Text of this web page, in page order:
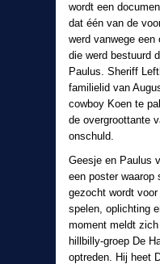
wordt een
dat één van de
werd vanwege
die werd bestuurd
Paulus. Sheriff
familielid van
cowboy Koen te
de overgroottante
onschuld.
Geesje en Paulus
een poster waarop
gezocht wordt
spelen, oplichting
moment meldt
hillbilly-groep De
optreden. Hij heet